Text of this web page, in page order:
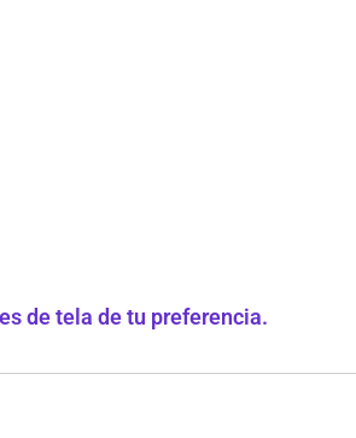
de tela de tu preferencia.